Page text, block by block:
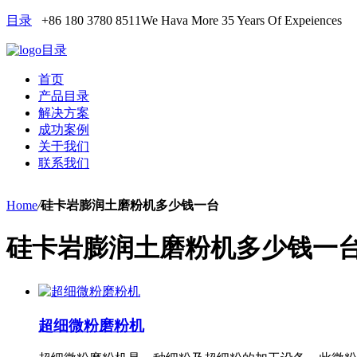
目录 +86 180 3780 8511We Hava More 35 Years Of Expeiences
目录
首页
产品目录
解决方案
成功案例
关于我们
联系我们
Home/硅卡岩膨润土磨粉机多少钱一台
硅卡岩膨润土磨粉机多少钱一
超细微粉磨粉机